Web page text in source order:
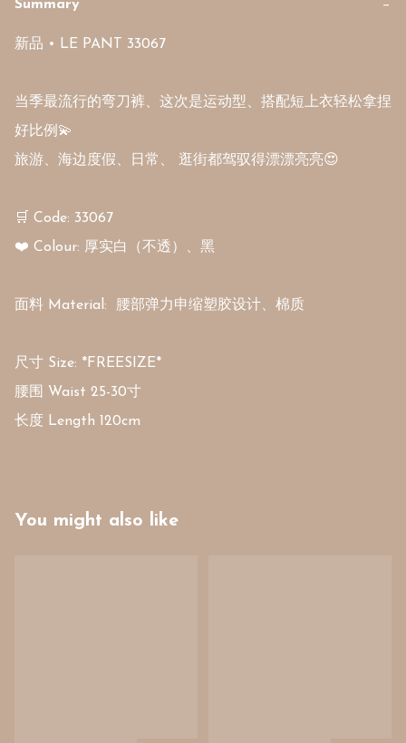
Summary −
新品 • LE PANT 33067
当季最流行的弯刀裤、这次是运动型、搭配短上衣轻松拿捏
好比例💫
旅游、海边度假、日常、 逛街都驾驭得漂漂亮亮😍
🛒 Code: 33067
❤️ Colour: 厚实白（不透）、黑
面料 Material:  腰部弹力申缩塑胶设计、棉质
尺寸 Size: *FREESIZE*
腰围 Waist 25-30寸
You might also like